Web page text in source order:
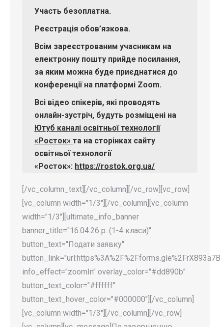
Участь безоплатна.
Реєстрація обов’язкова.
Всім зареєстрованим учасникам на
електронну пошту прийде посилання,
за яким можна буде приєднатися до
конференції на платформі Zoom.
Всі відео спікерів, які проводять
онлайн-зустріч, будуть розміщені на
Ютуб каналі освітньої технології
«Росток» та на сторінках сайту
освітньої технології
«Росток»: https://rostok.org.ua/
[/vc_column_text][/vc_column][/vc_row][vc_row]
[vc_column width="1/3"][/vc_column][vc_column
width="1/3"][ultimate_info_banner
banner_title="16.04.26 р. (1-4 класи)"
button_text="Подати заявку"
info_effect="zoomIn" overlay_color="#dd890b"
button_text_color="#ffffff"
button_text_hover_color="#000000"][/vc_column]
[vc_column width="1/3"][/vc_column][/vc_row]